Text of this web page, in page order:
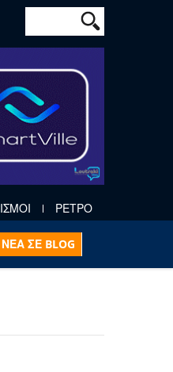
Φόρμα
Αναζήτηση
ΡΕΤΡΟ
ΝΕΑ ΣΕ BLOG